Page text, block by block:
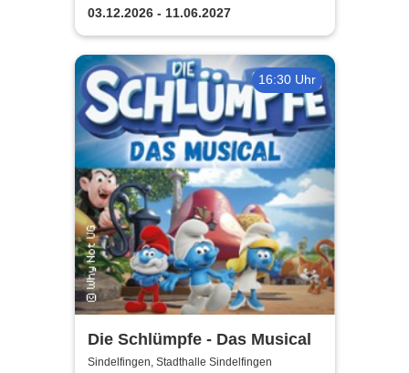
03.12.2026 - 11.06.2027
16:30 Uhr
Die Schlümpfe - Das Musical
Sindelfingen, Stadthalle Sindelfingen